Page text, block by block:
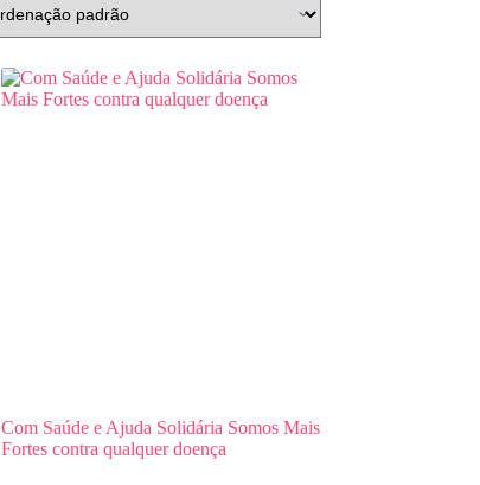
Com Saúde e Ajuda Solidária Somos Mais
Fortes contra qualquer doença